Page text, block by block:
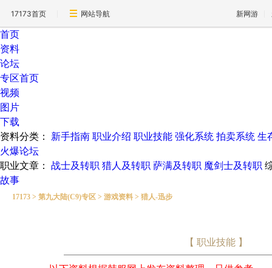
17173首页 网站导航 新网游
首页
资料
论坛
专区首页
视频
图片
下载
资料分类：
新手指南 职业介绍 职业技能 强化系统 拍卖系统 生
火爆论坛
职业文章：
战士及转职 猎人及转职 萨满及转职 魔剑士及转职
故事
17173 > 第九大陆(C9)专区 > 游戏资料 > 猎人-迅步
【 职业技能 】